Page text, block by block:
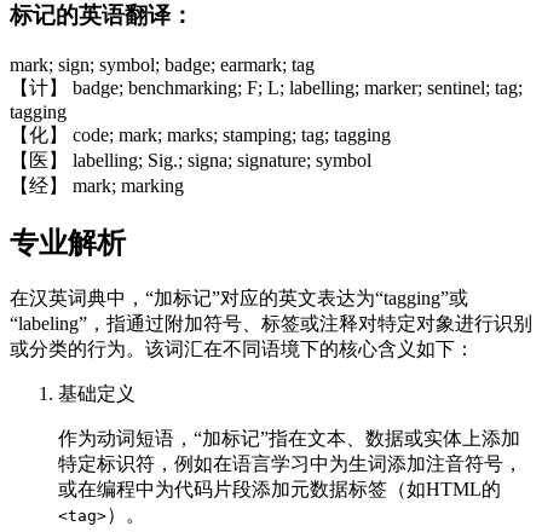
标记的英语翻译：
mark; sign; symbol; badge; earmark; tag
【计】 badge; benchmarking; F; L; labelling; marker; sentinel; tag;
tagging
【化】 code; mark; marks; stamping; tag; tagging
【医】 labelling; Sig.; signa; signature; symbol
【经】 mark; marking
专业解析
在汉英词典中，“加标记”对应的英文表达为“tagging”或
“labeling”，指通过附加符号、标签或注释对特定对象进行识别
或分类的行为。该词汇在不同语境下的核心含义如下：
基础定义
作为动词短语，“加标记”指在文本、数据或实体上添加
特定标识符，例如在语言学习中为生词添加注音符号，
或在编程中为代码片段添加元数据标签（如HTML的
<tag>）。